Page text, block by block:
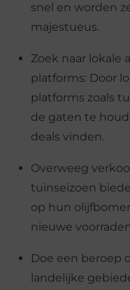
snel en worden
majestueus.
Zoek naar lokale
platforms: Door
platforms zoals
de gaten te
deals vinden.
Overweeg
tuinseizoen
op hun
nieuwe
Doe een beroep
landelijke